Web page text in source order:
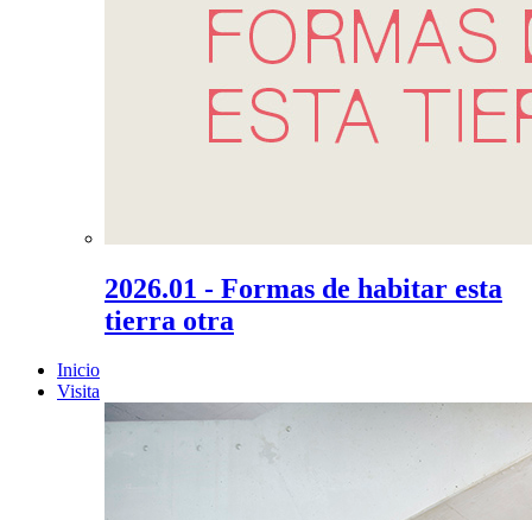
2026.01 - Formas de habitar esta
tierra otra
Inicio
Visita